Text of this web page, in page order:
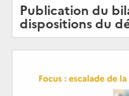
Publication du
dispositions du